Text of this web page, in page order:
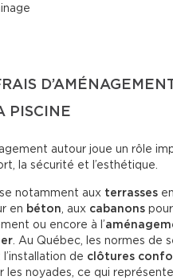
PISCINE
autour joue un rôle
la sécurité et l’esthétique.
notamment aux terrasses
en béton, aux cabanons
ou encore à l’
. Au Québec, les normes de
de clôtures
les noyades, ce qui